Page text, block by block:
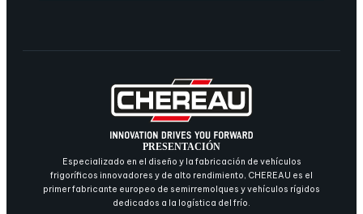
PRESENTACIÓN
Especializado en el diseño y la fabricación de vehículos
frigoríficos innovadores y de alto rendimiento, CHEREAU es el
primer fabricante europeo de semirremolques y vehículos rígidos
dedicados a la logística del frío.